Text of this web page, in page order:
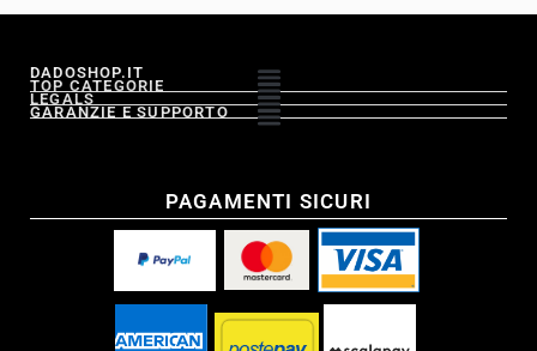
DADOSHOP.IT
TOP CATEGORIE
LEGALS
GARANZIE E SUPPORTO
PAGAMENTI SICURI